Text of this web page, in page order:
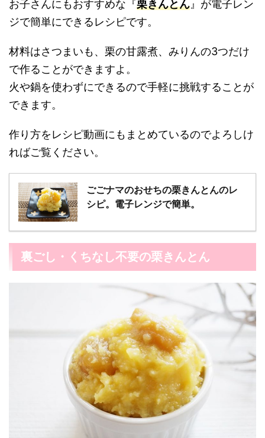
お子さんにもおすすめな『栗きんとん 』が電子レン
ジで簡単にできるレシピです。
材料はさつまいも、栗の甘露煮、みりんの3つだけ
で作ることができますよ。
火や鍋を使わずにできるので手軽に挑戦することが
できます。
作り方をレシピ動画にもまとめているのでよろしけ
ればご覧ください。
ごごナマのおせちの栗きんとんのレ
シピ。電子レンジで簡単。
裏ごし・くちなし不要の栗きんとん